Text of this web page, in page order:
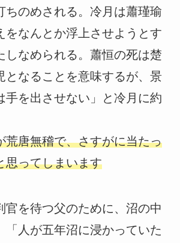
ちのめされる。冷月は蕭瑾瑜
をなんとか浮上させようとす
しなめられる。蕭恒の死は楚
となることを意味するが、景
手を出させない」と冷月に約
荒唐無稽で、さすがに当たっ
思ってしまいます
官を待つ父のために、沼の中
「人が五年沼に浸かっていた